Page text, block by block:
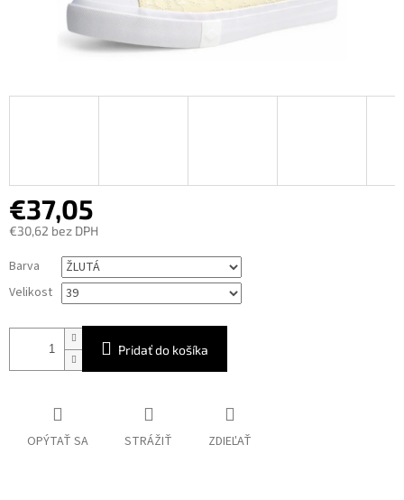
€37,05
€30,62 bez DPH
Jednotková
cena:
Barva
Velikost
Pridať do košíka
OPÝTAŤ SA STRÁŽIŤ ZDIEĽAŤ